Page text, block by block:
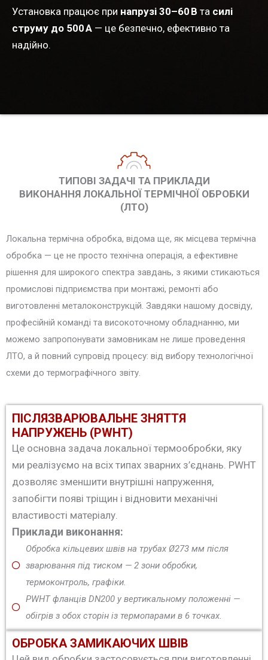
Установка працює при напрузі 30–60 В та силі
струму до 500 А — це безпечно, ефективно та
надійно.
ТИПОВІ ЗАДАЧІ ТА ПРИКЛАДИ
ВИКОНАННЯ ЛОКАЛЬНОЇ ТЕРМІЧНОЇ ОБРОБКИ
(ЛТО)
Локальна термічна обробка, відома ще, як місцева термічна
обробка — це не просто технічна операція, а ефективне
рішення для широкого спектра завдань, з якими стикаються
промислові підприємства при монтажі, ремонті або
виготовленні металоконструкцій. Завдяки нашому досвіду,
професійній команді та високоточному обладнанню, ми
можемо запропонувати замовникам не лише проведення
ЛТО, а й повний супровід процесу: від вибору технологічної
схеми до термографічного звіту.
ПІСЛЯЗВАРЮВАЛЬНЕ ЗНЯТТЯ
НАПРУЖЕНЬ (PWHT)
Це основна задача локальної термообробки, яку
ми реалізуємо на всіх типах зварних з’єднань. PWHT
дозволяє зменшити внутрішні напруження,
запобігти появі тріщин і відновити механічні
властивості матеріалу.
Приклади виконання:
Обробка кільцевих швів на трубах Ø273 мм після
зварювання під тиском — 2 зони обробки,
термоконтроль, графіки.
PWHT фланців DN200 у вертикальному положенні —
обігрів з обох сторін із термопарами в 6 точках.
ОБРОБКА ЗАМИКАЮЧИХ ШВІВ